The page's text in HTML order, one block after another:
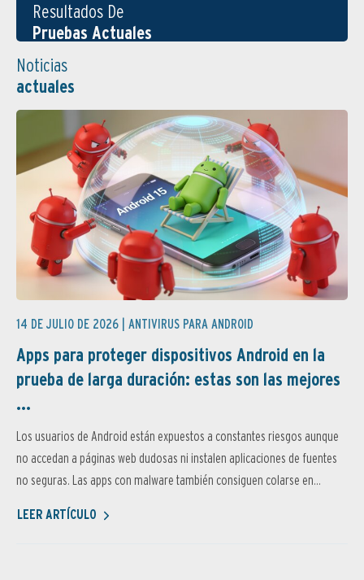
Resultados De
Pruebas Actuales
Noticias
actuales
14 DE JULIO DE 2026 | ANTIVIRUS PARA ANDROID
Apps para proteger dispositivos Android en la
prueba de larga duración: estas son las mejores
...
Los usuarios de Android están expuestos a constantes riesgos aunque
no accedan a páginas web dudosas ni instalen aplicaciones de fuentes
no seguras. Las apps con malware también consiguen colarse en...
LEER ARTÍCULO